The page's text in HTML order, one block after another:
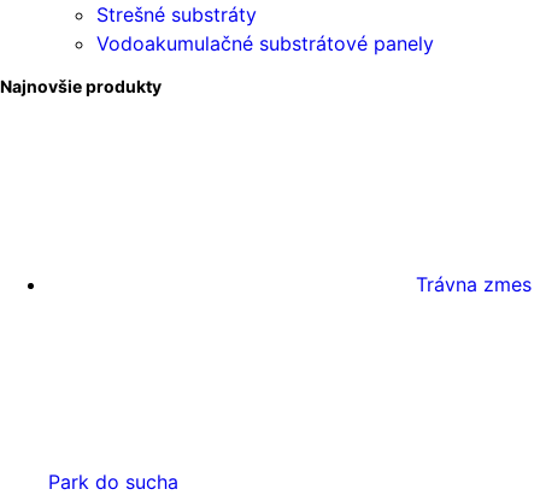
Strešné substráty
Vodoakumulačné substrátové panely
Najnovšie produkty
Trávna zmes
Park do sucha